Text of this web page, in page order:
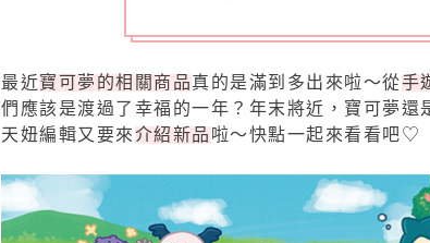
最近寶可夢的相關商品真的是滿到多出來啦～從手
們應該是渡過了幸福的一年？年末將近，寶可夢還
天妞編輯又要來介紹新品 啦～快點一起來看看吧♡